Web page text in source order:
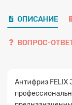
ОПИСАНИЕ
ВОПРОС-
Антифриз FELIX